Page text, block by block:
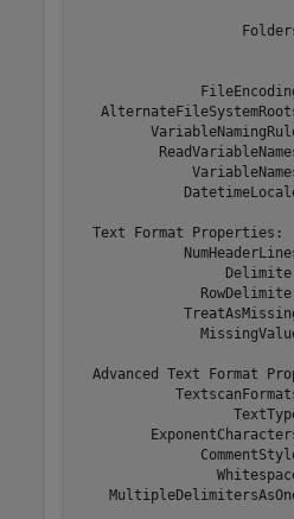
  Text Format Properties:
Advanced Text Format